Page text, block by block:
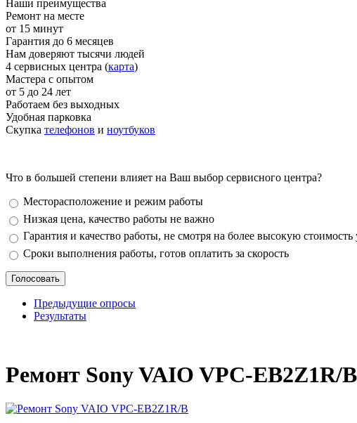
Наши преимущества
Ремонт на месте
от 15 минут
Гарантия до 6 месяцев
Нам доверяют тысячи людей
4 сервисных центра (карта)
Мастера с опытом
от 5 до 24 лет
Работаем без выходных
Удобная парковка
Скупка телефонов и ноутбуков
Что в большей степени влияет на Ваш выбор сервисного центра?
Варианты
Месторасположение и режим работы
Низкая цена, качество работы не важно
Гарантия и качество работы, не смотря на более высокую стоимость
Сроки выполнения работы, готов оплатить за скорость
Предыдущие опросы
Результаты
Ремонт Sony VAIO VPC-EB2Z1R/